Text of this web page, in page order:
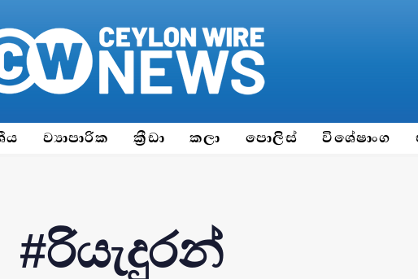
ව්‍යාපාරික ක්‍රීඩා කලා පොලිස් විශේෂාංග
#රියැදුරන්